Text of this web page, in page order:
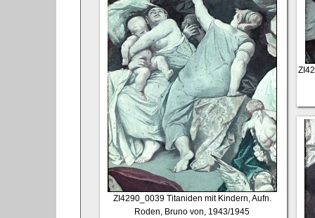
ZI4290_0039 Titaniden mit Kindern, Aufn.
Roden, Bruno von, 1943/1945